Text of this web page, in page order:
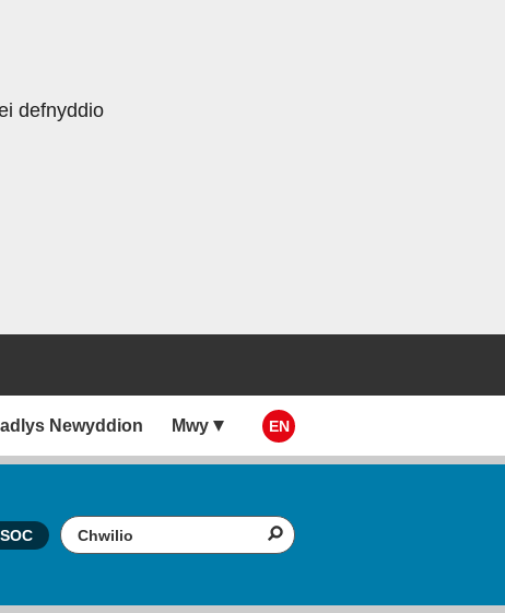
defnyddio
EN
Newyddion Mwy